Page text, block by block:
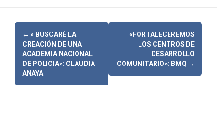
N
e
← » BUSCARÉ LA
CREACIÓN DE UNA
ACADEMIA NACIONAL
DE POLICIA»: CLAUDIA
ANAYA
«FORTALECEREMOS
LOS CENTROS DE
DESARROLLO
COMUNITARIO»: BMQ →